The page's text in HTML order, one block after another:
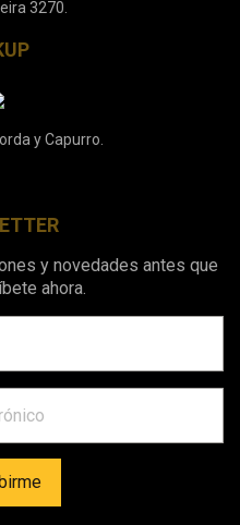
3270.
y Capurro.
y novedades antes que
ahora.